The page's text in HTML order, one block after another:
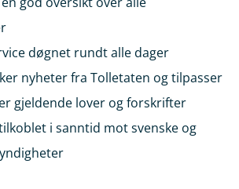
døgnet rundt alle dager
nyheter fra Tolletaten og tilpasser
gjeldende lover og forskrifter
i sanntid mot svenske og